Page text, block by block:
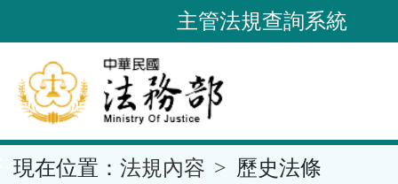
到
要
內
容
區
主管法規查詢系統
現在位置： 法規內容 歷史法條